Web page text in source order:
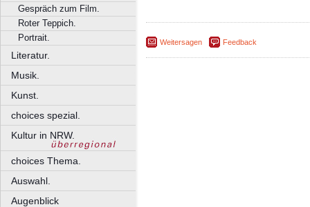
Gespräch zum Film.
Roter Teppich.
Portrait.
Literatur.
Musik.
Kunst.
choices spezial.
Kultur in NRW.
choices Thema.
Auswahl.
Augenblick
Weitersagen Feedback